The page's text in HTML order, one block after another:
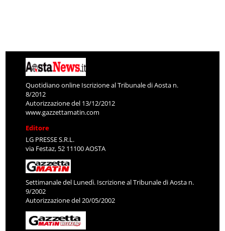
Quotidiano online Iscrizione al Tribunale di Aosta n.
8/2012
Autorizzazione del 13/12/2012
www.gazzettamatin.com
Editore
LG PRESSE S.R.L.
via Festaz, 52 11100 AOSTA
Settimanale del Lunedì. Iscrizione al Tribunale di Aosta n.
9/2002
Autorizzazione del 20/05/2002